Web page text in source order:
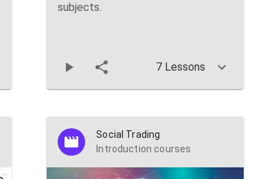
subjects.
7 Lessons
Social Trading
Introduction courses